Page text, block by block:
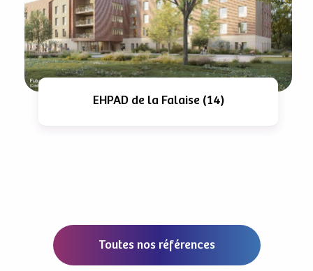
EHPAD de la Falaise (14)
Toutes nos références